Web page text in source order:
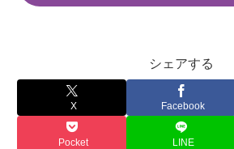
シェアする
X Facebook
Pocket LINE